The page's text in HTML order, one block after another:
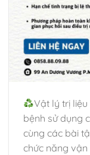
Vật lý trị
bệnh sử dụng
cùng các bài
chức năng